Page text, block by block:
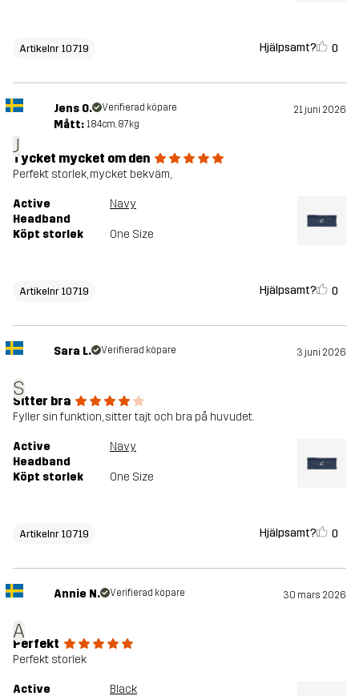
Artikelnr 10719 Hjälpsamt? 0
J
Jens O. Verifierad köpare 21 juni 2026
Mått: 184cm, 87kg
Tycket mycket om den
Perfekt storlek, mycket bekväm,
Active
Headband
Navy
Köpt storlek One Size
Artikelnr 10719 Hjälpsamt? 0
S
Sara L. Verifierad köpare 3 juni 2026
Sitter bra
Fyller sin funktion, sitter tajt och bra på huvudet.
Active
Headband
Navy
Köpt storlek One Size
Artikelnr 10719 Hjälpsamt? 0
A
Annie N. Verifierad köpare 30 mars 2026
Perfekt
Perfekt storlek
Active Black